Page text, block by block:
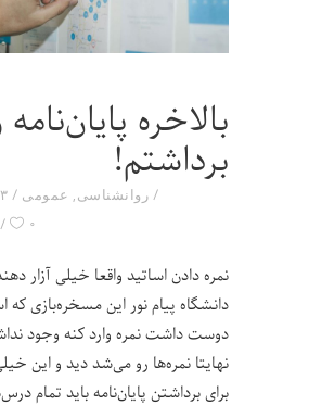
بالاخره پایان‌نامه
برداشتم!
۱۳ روانشناسی, عمومی
۰
نمره دادن اساتید واقعا خیلی آزار
دانشگاه پیام نور این مسخره‌بازی که
دوست داشت نمره وارد کنه وجود
نهایتا نمره‌ها رو می‌شد دید و این
برای برداشتن پایان‌نامه باید تمام